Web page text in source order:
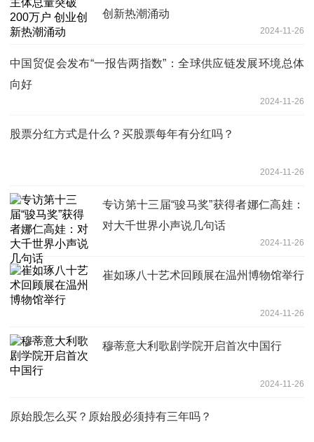
创新热潮涌动
2024-11-26
中国贸促会发布“一报告两指数”：全球供应链发展环境总体
向好
2024-11-26
股票分红方式是什么？买股票每年有分红吗？
2024-11-26
专访第十三届“骏马奖”获得者娜仁高娃：
对大千世界小声说几句话
2024-11-26
崔如琢八十艺术回顾展在温州博物馆举行
2024-11-26
穆蒂意大利歌剧学院开启首次中国行
2024-11-26
原始股怎么买？原始股必须持有三年吗？